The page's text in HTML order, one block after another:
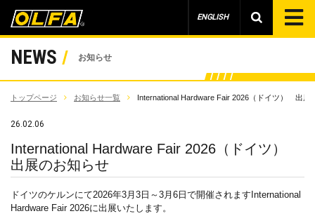
ENGLISH
NEWS お知らせ
トップページ お知らせ一覧 International Hardware Fair 2026（ドイツ） 出展
26.02.06
International Hardware Fair 2026（ドイツ）
出展のお知らせ
ドイツのケルンにて2026年3月3日～3月6日で開催されますInternational
Hardware Fair 2026に出展いたします。